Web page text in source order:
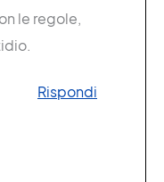
le regole,
Rispondi